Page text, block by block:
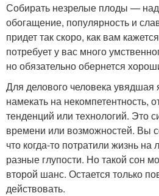
Собирать незрелые плоды —
обогащение, популярность и
придет так скоро, как вам
потребует у вас много
но обязательно обернется
Для делового человека увядшая
намекать на некомпетентность,
тенденций или технологий. Это
времени или возможностей. Вы
что когда-то потратили жизнь
разные глупости. Но такой сон
второй шанс. Остается только
действовать.